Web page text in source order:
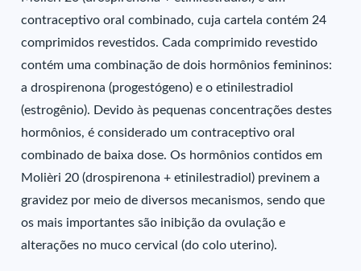
contraceptivo oral combinado, cuja cartela contém 24
comprimidos revestidos. Cada comprimido revestido
contém uma combinação de dois hormônios femininos:
a drospirenona (progestógeno) e o etinilestradiol
(estrogênio). Devido às pequenas concentrações destes
hormônios, é considerado um contraceptivo oral
combinado de baixa dose. Os hormônios contidos em
Molièri 20 (drospirenona + etinilestradiol) previnem a
gravidez por meio de diversos mecanismos, sendo que
os mais importantes são inibição da ovulação e
alterações no muco cervical (do colo uterino).